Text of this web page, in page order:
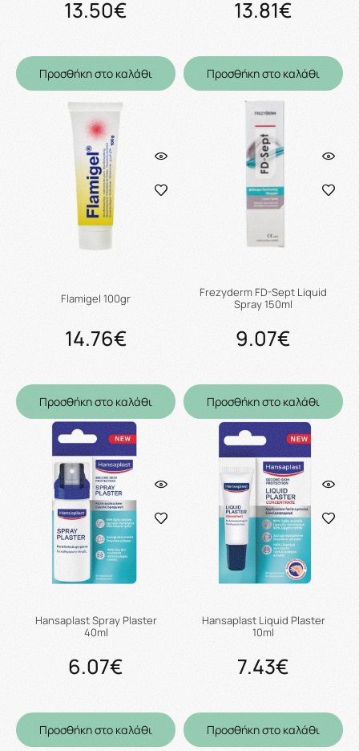
13.50€
Προσθήκη στο καλάθι
13.81€
Προσθήκη στο καλάθι
Flamigel 100gr
14.76€
Προσθήκη στο καλάθι
Frezyderm FD-Sept Liquid
Spray 150ml
9.07€
Προσθήκη στο καλάθι
Hansaplast Spray Plaster
40ml
6.07€
Προσθήκη στο καλάθι
Hansaplast Liquid Plaster
10ml
7.43€
Προσθήκη στο καλάθι